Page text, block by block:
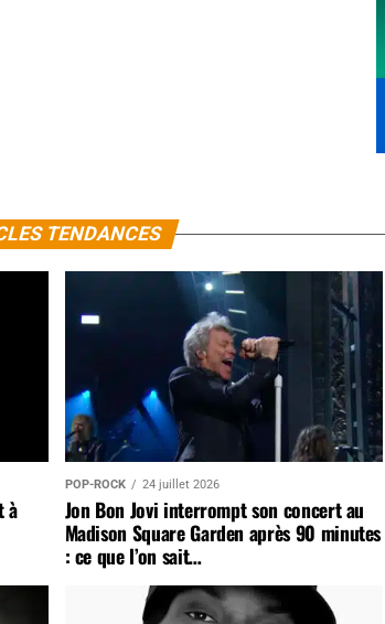
TENDANCES
à
POP-ROCK 24 juillet 2026
Jon Bon Jovi interrompt son concert au
Madison Square Garden après 90 minutes
: ce que l’on sait…